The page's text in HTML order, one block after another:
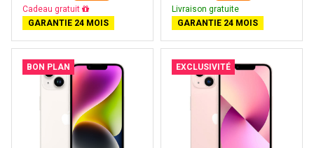
Livraison gratuite
GARANTIE 24 MOIS
Livraison gratuite
GARANTIE 24 MOIS
BON PLAN EXCLUSIVITÉ